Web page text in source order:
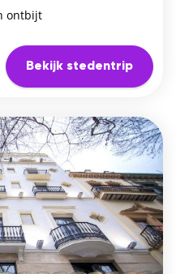
ontbijt
Bekijk stedentrip